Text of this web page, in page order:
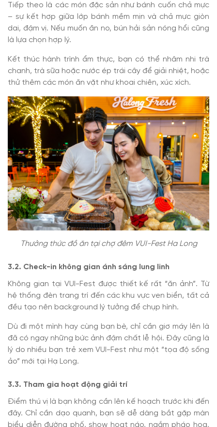
Tiếp theo là các món đặc sản như bánh cuốn chả mực
– sự kết hợp giữa lớp bánh mềm mịn và chả mực giòn
dai, đậm vị. Nếu muốn ăn no, bún hải sản nóng hổi cũng
là lựa chọn hợp lý.
Kết thúc hành trình ẩm thực, bạn có thể nhâm nhi trà
chanh, trà sữa hoặc nước ép trái cây để giải nhiệt, hoặc
thử thêm các món ăn vặt như khoai chiên, xúc xích.
Thưởng thức đồ ăn tại chợ đêm VUI-Fest Ha Long
3.2. Check-in không gian ánh sáng lung linh
Không gian tại VUI-Fest được thiết kế rất “ăn ảnh”. Từ
hệ thống đèn trang trí đến các khu vực ven biển, tất cả
đều tạo nên background lý tưởng để chụp hình.
Dù đi một mình hay cùng bạn bè, chỉ cần giơ máy lên là
đã có ngay những bức ảnh đậm chất lễ hội. Đây cũng là
lý do nhiều bạn trẻ xem VUI-Fest như một “tọa độ sống
ảo” mới tại Hạ Long.
3.3. Tham gia hoạt động giải trí
Điểm thú vị là bạn không cần lên kế hoạch trước khi đến
đây. Chỉ cần dạo quanh, bạn sẽ dễ dàng bắt gặp màn
biểu diễn đường phố, show hoạt náo, ngắm pháo hoa,